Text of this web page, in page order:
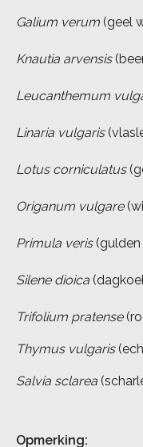
Galium verum (geel
Knautia arvensis
Leucanthemum
Linaria vulgaris
Lotus corniculatus
Origanum vulgare
Primula veris(gulden
Silene dioica
Trifolium pratense
Thymus vulgaris
Salvia sclarea
Opmerking: